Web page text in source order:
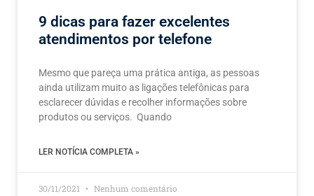
9 dicas para fazer excelentes
atendimentos por telefone
Mesmo que pareça uma prática antiga, as pessoas
ainda utilizam muito as ligações telefônicas para
esclarecer dúvidas e recolher informações sobre
produtos ou serviços. Quando
LER NOTÍCIA COMPLETA »
30/11/2021 Nenhum comentário